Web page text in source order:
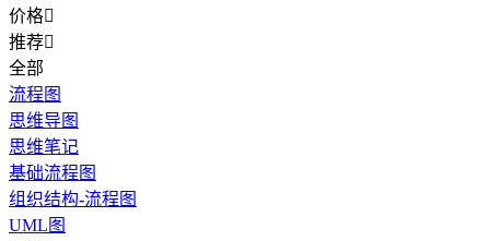
价格
推荐
全部
流程图
思维导图
思维笔记
基础流程图
组织结构-流程图
UML图